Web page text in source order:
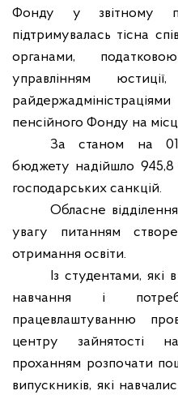
Фонду у звітному
підтримувалась тісна
органами,
управлінням
пенсійного Фонду на
За станом на
бюджету надійшло 945,8
господарських санкцій.
Обласне
увагу питанням
отримання освіти.
Із студентами, які
навчання і
працевлаштуванню
центру зайнятості
проханням розпочати
випускників, які